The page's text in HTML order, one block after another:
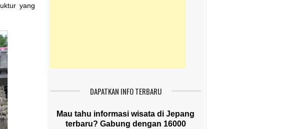
yang
DAPATKAN INFO TERBARU
Mau tahu informasi wisata di Jepang
terbaru? Gabung dengan 16000